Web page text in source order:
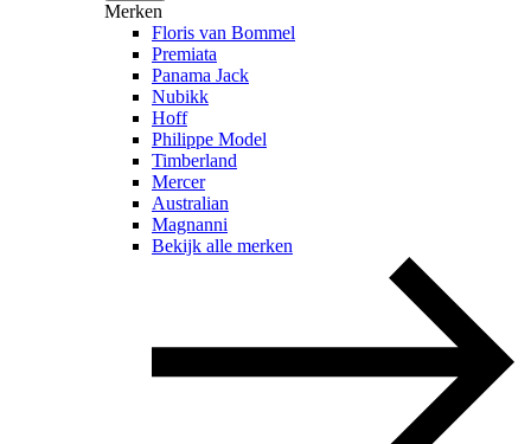
Merken
Floris van Bommel
Premiata
Panama Jack
Nubikk
Hoff
Philippe Model
Timberland
Mercer
Australian
Magnanni
Bekijk alle merken